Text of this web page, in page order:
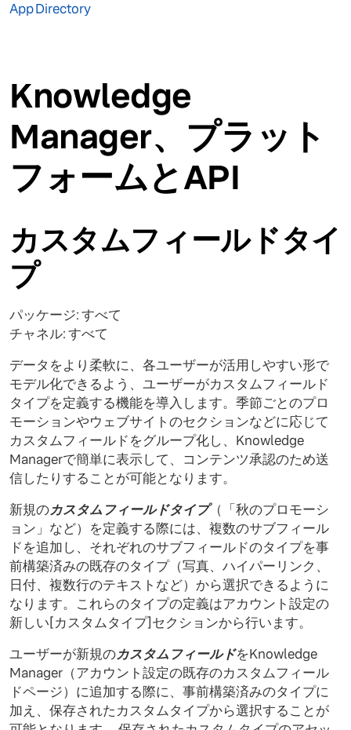
App Directory
Knowledge
Manager、プラット
フォームとAPI
カスタムフィールドタイ
プ
パッケージ: すべて
チャネル: すべて
データをより柔軟に、各ユーザーが活用しやすい形で
モデル化できるよう、ユーザーがカスタムフィールド
タイプを定義する機能を導入します。季節ごとのプロ
モーションやウェブサイトのセクションなどに応じて
カスタムフィールドをグループ化し、Knowledge
Managerで簡単に表示して、コンテンツ承認のため送
信したりすることが可能となります。
新規のカスタムフィールドタイプ（「秋のプロモーシ
ョン」など）を定義する際には、複数のサブフィール
ドを追加し、それぞれのサブフィールドのタイプを事
前構築済みの既存のタイプ（写真、ハイパーリンク、
日付、複数行のテキストなど）から選択できるように
なります。これらのタイプの定義はアカウント設定の
新しい[カスタムタイプ]セクションから行います。
ユーザーが新規のカスタムフィールドをKnowledge
Manager（アカウント設定の既存のカスタムフィール
ドページ）に追加する際に、事前構築済みのタイプに
加え、保存されたカスタムタイプから選択することが